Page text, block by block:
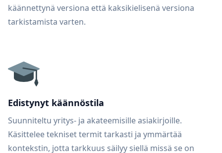
käännettynä versiona että kaksikielisenä versiona
tarkistamista varten.
Edistynyt käännöstila
Suunniteltu yritys- ja akateemisille asiakirjoille.
Käsittelee tekniset termit tarkasti ja ymmärtää
kontekstin, jotta tarkkuus säilyy siellä missä se on